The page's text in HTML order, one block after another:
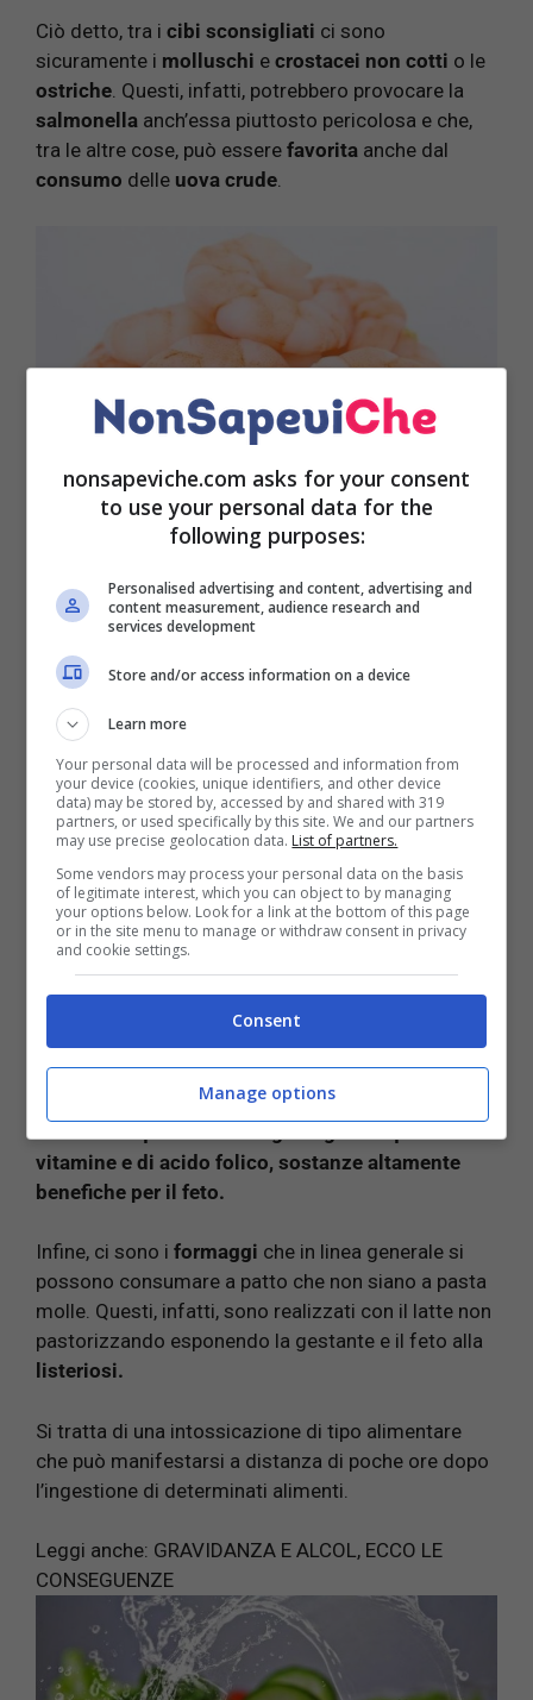
Ciò detto, tra i cibi sconsigliati ci sono
sicuramente i molluschi e crostacei non cotti o le
ostriche. Questi, infatti, potrebbero provocare la
salmonella anch’essa piuttosto pericolosa e che,
tra le altre cose, può essere favorita anche dal
consumo delle uova crude.
Via libera, invece ai pesci di allevamento e in
particolare a:
trota;
salmone;
Anche lacarnedeve essere consumata solo se
cotta abolendo totalmente anche quella
affumicata.
In riferimento allafruttae allaverdura,invece, si
possono consumare in quantità a patto che siano
state precedente lavate in maniera accurata.
Leggi anche:PREZZEMOLO OSSICO? ATTENZIONE
SOPRATTUTTO IN GRAVIDANZA
Questi alimenti, comunque, sono particolarmente
vitamine e di acido folico, sostanze altamente
benefiche per il feto.
Infine, ci sono i formaggi che in linea generale si
possono consumare a patto che non siano a pasta
molle. Questi, infatti, sono realizzati con il latte non
pastorizzando esponendo la gestante e il feto alla
listeriosi.
Si tratta di una intossicazione di tipo alimentare
che può manifestarsi a distanza di poche ore dopo
l’ingestione di determinati alimenti.
Leggi anche: GRAVIDANZA E ALCOL, ECCO LE
CONSEGUENZE
nonsapeviche.com asks for your consent
to use your personal data for the
following purposes:
Personalised advertising and content, advertising and
content measurement, audience research and
services development
Store and/or access information on a device
Learn more
Your personal data will be processed and information from
your device (cookies, unique identifiers, and other device
data) may be stored by, accessed by and shared with 319
partners, or used specifically by this site. We and our partners
may use precise geolocation data. List of partners.
Some vendors may process your personal data on the basis
of legitimate interest, which you can object to by managing
your options below. Look for a link at the bottom of this page
or in the site menu to manage or withdraw consent in privacy
and cookie settings.
Consent
Manage options